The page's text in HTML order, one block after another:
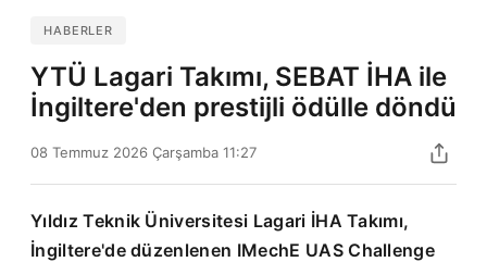
HABERLER
YTÜ Lagari Takımı, SEBAT İHA ile
İngiltere'den prestijli ödülle döndü
08 Temmuz 2026 Çarşamba 11:27
Yıldız Teknik Üniversitesi Lagari İHA Takımı,
İngiltere'de düzenlenen IMechE UAS Challenge